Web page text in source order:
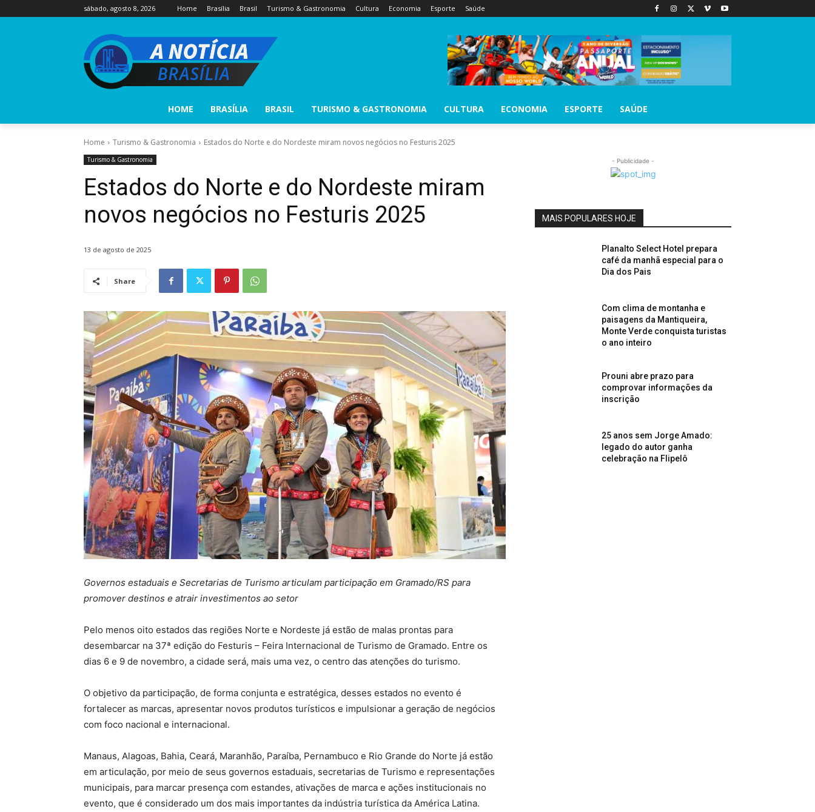
sábado, agosto 8, 2026 Home Brasília Brasil Turismo & Gastronomia Cultura Economia Esporte Saúde
HOME BRASÍLIA BRASIL TURISMO & GASTRONOMIA CULTURA ECONOMIA ESPORTE SAÚDE
Home Turismo & Gastronomia Estados do Norte e do Nordeste miram novos negócios no Festuris 2025
Turismo & Gastronomia
Estados do Norte e do Nordeste miram
novos negócios no Festuris 2025
13 de agosto de 2025
Share
Governos estaduais e Secretarias de Turismo articulam participação em Gramado/RS para
promover destinos e atrair investimentos ao setor
Pelo menos oito estados das regiões Norte e Nordeste já estão de malas prontas para
desembarcar na 37ª edição do Festuris – Feira Internacional de Turismo de Gramado. Entre os
dias 6 e 9 de novembro, a cidade será, mais uma vez, o centro das atenções do turismo.
O objetivo da participação, de forma conjunta e estratégica, desses estados no evento é
fortalecer as marcas, apresentar novos produtos turísticos e impulsionar a geração de negócios
com foco nacional e internacional.
Manaus, Alagoas, Bahia, Ceará, Maranhão, Paraíba, Pernambuco e Rio Grande do Norte já estão
em articulação, por meio de seus governos estaduais, secretarias de Turismo e representações
municipais, para marcar presença com estandes, ativações de marca e ações institucionais no
evento, que é considerado um dos mais importantes da indústria turística da América Latina.
- Publicidade -
MAIS POPULARES HOJE
Planalto Select Hotel prepara
café da manhã especial para o
Dia dos Pais
Com clima de montanha e
paisagens da Mantiqueira,
Monte Verde conquista turistas
o ano inteiro
Prouni abre prazo para
comprovar informações da
inscrição
25 anos sem Jorge Amado:
legado do autor ganha
celebração na Flipelô